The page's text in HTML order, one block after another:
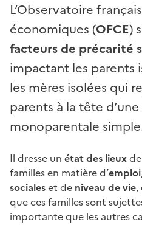
L’Observatoire
économiques (OFCE)
facteurs de précarité
impactant les parents
les mères isolées qui
parents à la tête
monoparentale
Il dresse un état des lieux
familles en matière d’emploi
socialeset de niveau de vie,
que ces familles sont
importante que les autres